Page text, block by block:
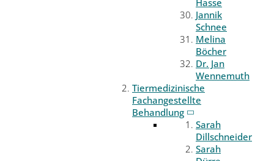
Hasse
Jannik
Schnee
Melina
Böcher
Dr. Jan
Wennemuth
Tiermedizinische
Fachangestellte
Behandlung
Sarah
Dillschneider
Sarah